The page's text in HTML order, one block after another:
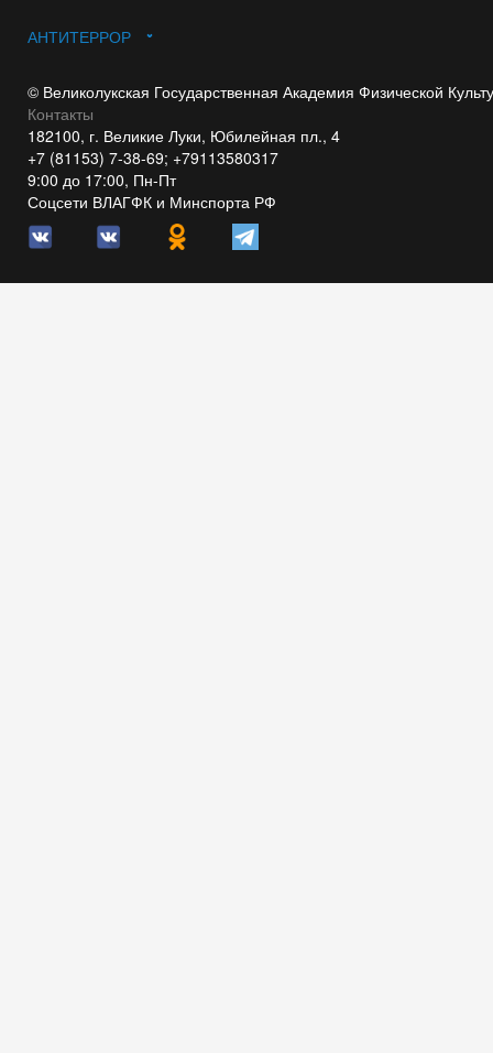
АНТИТЕРРОР
© Великолукская Государственная Академия Физической
Контакты
182100, г. Великие Луки, Юбилейная пл., 4
+7 (81153) 7-38-69; +79113580317
9:00 до 17:00, Пн-Пт
Соцсети ВЛАГФК и Минспорта РФ